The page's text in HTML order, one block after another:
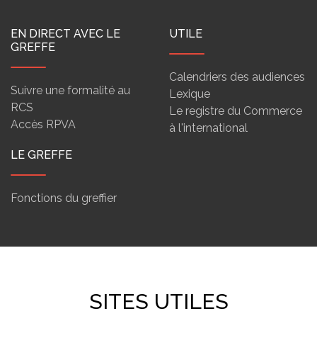
EN DIRECT AVEC LE
GREFFE
Suivre une formalité au
RCS
Accès RPVA
UTILE
Calendriers des audiences
Lexique
Le registre du Commerce
à l'international
LE GREFFE
Fonctions du greffier
SITES UTILES